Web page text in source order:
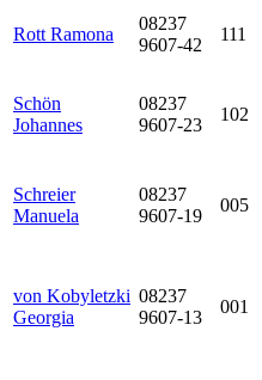
Rott Ramona
08237
9607-42
111
Schön
Johannes
08237
9607-23
102
Schreier
Manuela
08237
9607-19
005
von Kobyletzki
Georgia
08237
9607-13
001